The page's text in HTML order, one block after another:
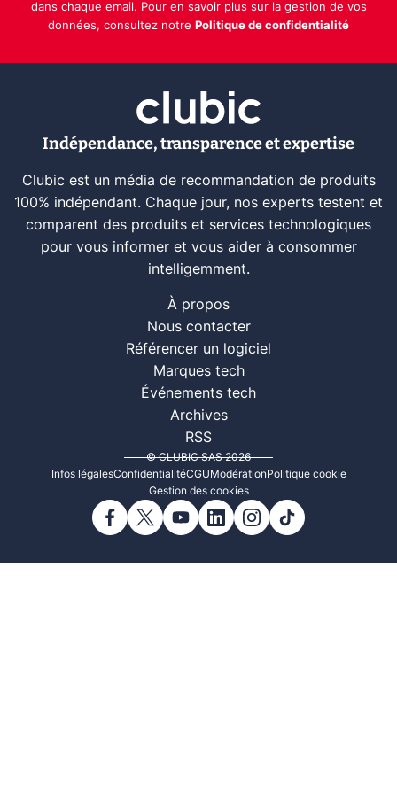
dans chaque email. Pour en savoir plus sur la gestion de vos
données, consultez notre Politique de confidentialité
Indépendance, transparence et expertise
Clubic est un média de recommandation de produits
100% indépendant. Chaque jour, nos experts testent et
comparent des produits et services technologiques
pour vous informer et vous aider à consommer
intelligemment.
À propos
Nous contacter
Référencer un logiciel
Marques tech
Événements tech
Archives
RSS
© CLUBIC SAS 2026
Infos légalesConfidentialitéCGUModérationPolitique cookie
Gestion des cookies